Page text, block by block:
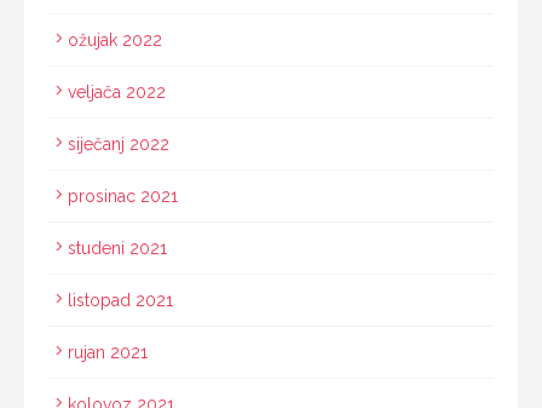
ožujak 2022
veljača 2022
siječanj 2022
prosinac 2021
studeni 2021
listopad 2021
rujan 2021